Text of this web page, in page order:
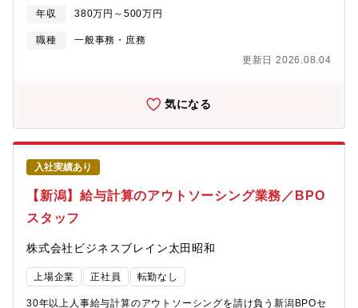
る目的からハードルレート8%を目安に投資を判断しています。
支援業務（ヘルプデスクや各種調査活動）・顧客への各種情報提
供・発送業務・ヘルプデスク対応※案件に応じて担当エリア内で
出張の可能性あります。【働き方改革関連認定企業】※えるぼし
年収 380万円～500万円
職種
一般事務・庶務
更新日 2026.08.04
気になる
入社実績あり
【新潟】給与計算のアウトソーシング業務／BPO
スタッフ
株式会社ビジネスブレイン太田昭和
上場企業 正社員 転勤なし
30年以上人事給与計算のアウトソーシングを請け負う新潟BPOセ